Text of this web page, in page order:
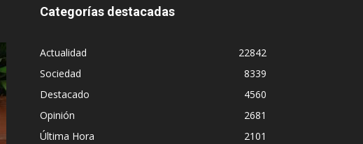
Categorías destacadas
Actualidad
22842
Sociedad
8339
Destacado
4560
Opinión
2681
Última Hora
2101